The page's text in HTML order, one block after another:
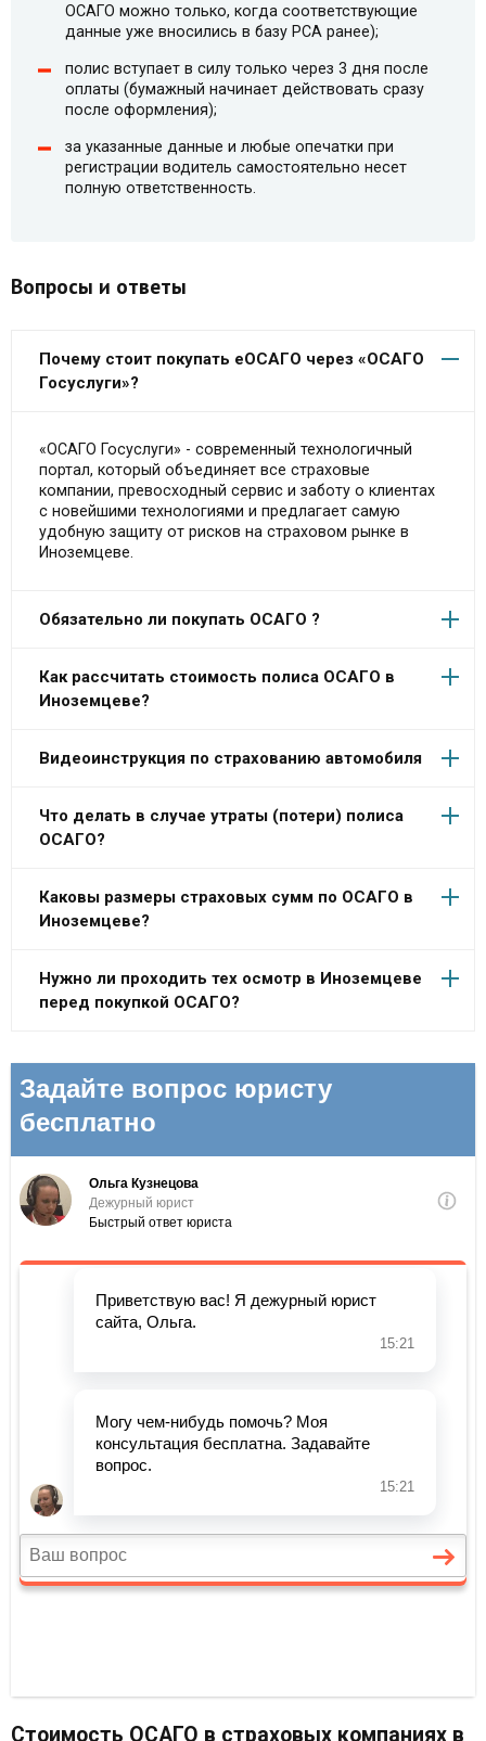
ОСАГО можно только, когда соответствующие
данные уже вносились в базу РСА ранее);
полис вступает в силу только через 3 дня после
оплаты (бумажный начинает действовать сразу
после оформления);
за указанные данные и любые опечатки при
регистрации водитель самостоятельно несет
полную ответственность.
Вопросы и ответы
Почему стоит покупать еОСАГО через «ОСАГО
Госуслуги»?
«ОСАГО Госуслуги» - современный технологичный
портал, который объединяет все страховые
компании, превосходный сервис и заботу о клиентах
с новейшими технологиями и предлагает самую
удобную защиту от рисков на страховом рынке в
Иноземцеве.
Обязательно ли покупать ОСАГО ?
Как рассчитать стоимость полиса ОСАГО в
Иноземцеве?
Видеоинструкция по страхованию автомобиля
Что делать в случае утраты (потери) полиса
ОСАГО?
Каковы размеры страховых сумм по ОСАГО в
Иноземцеве?
Нужно ли проходить тех осмотр в Иноземцеве
перед покупкой ОСАГО?
Стоимость ОСАГО в страховых компаниях в